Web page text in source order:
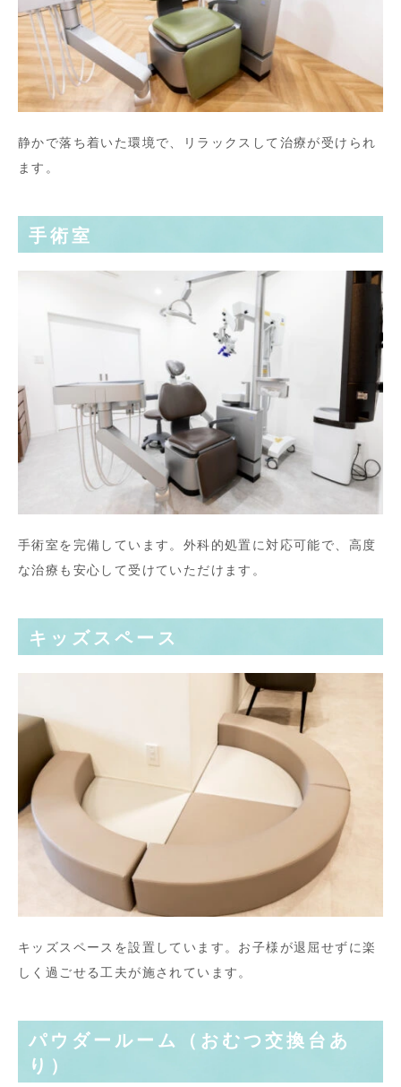
静かで落ち着いた環境で、リラックスして治療が受けられ
ます。
手術室
手術室を完備しています。外科的処置に対応可能で、高度
な治療も安心して受けていただけます。
キッズスペース
キッズスペースを設置しています。お子様が退屈せずに楽
しく過ごせる工夫が施されています。
パウダールーム（おむつ交換台あ
り）